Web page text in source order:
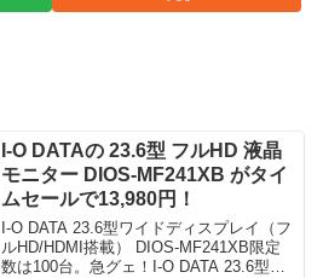
I-O DATAの 23.6型 フルHD 液晶
モニター DIOS-MF241XB がタイ
ムセールで13,980円！
I-O DATA 23.6型ワイドディスプレイ（フ
ルHD/HDMI搭載） DIOS-MF241XB限定
数は100台。急グェ！I-O DATA 23.6型ワ